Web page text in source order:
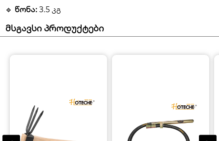
🔹 წონა: 3.5 კგ
მსგავსი პროდუქტები